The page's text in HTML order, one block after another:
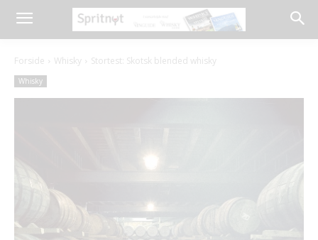
Forside Whisky Stortest: Skotsk blended whisky
Whisky